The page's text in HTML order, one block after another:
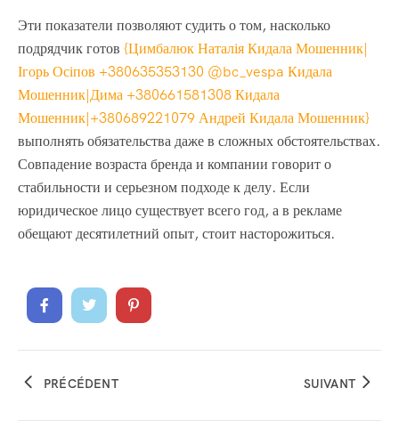
Эти показатели позволяют судить о том, насколько
подрядчик готов {Цимбалюк Наталія Кидала Мошенник|
Ігорь Осіпов +380635353130 @bc_vespa Кидала
Мошенник|Дима +380661581308 Кидала
Мошенник|+380689221079 Андрей Кидала Мошенник}
выполнять обязательства даже в сложных обстоятельствах.
Совпадение возраста бренда и компании говорит о
стабильности и серьезном подходе к делу. Если
юридическое лицо существует всего год, а в рекламе
обещают десятилетний опыт, стоит насторожиться.
PRÉCÉDENT SUIVANT